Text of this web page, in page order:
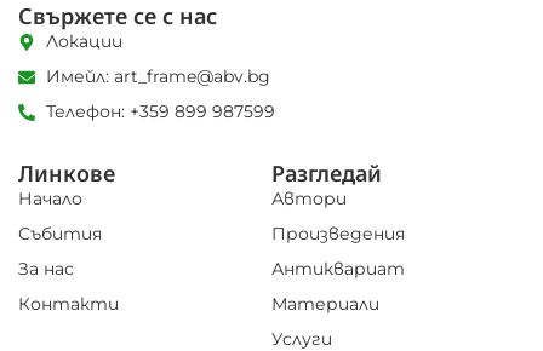
Разгледай
Автори
Произведения
Антиквариат
Материали
Услуги
Линкове
Начало
Събития
За нас
Контакти
Свържете се с нас
Локации
Имейл: art_frame@abv.bg
Телефон: +359 899 987599